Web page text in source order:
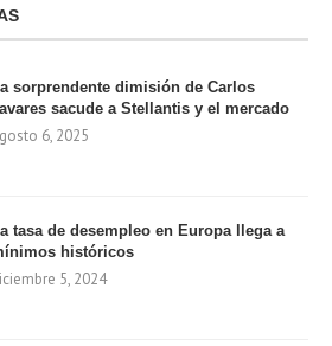
sorprendente dimisión de Carlos
sacude a Stellantis y el mercado
6, 2025
tasa de desempleo en Europa llega a
históricos
5, 2024